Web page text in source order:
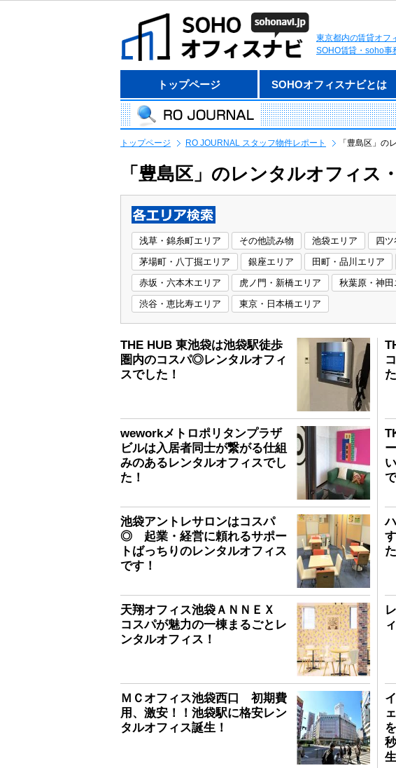
東京都内の賃貸オフ
SOHO賃貸・soho事
トップページ SOHOオフィスナビとは
トップページ RO JOURNAL スタッフ物件レポート 「豊島区」の
「豊島区」のレンタルオフィス
浅草・錦糸町エリア その他読み物 池袋エリア 四
茅場町・八丁掘エリア
銀座エリア 田町・品川エリア
赤坂・六本木エリア
虎ノ門・新橋エリア 秋葉原・神田
渋谷・恵比寿エリア
東京・日本橋エリア
THE HUB 東池袋は池袋駅徒歩
圏内のコスパ◎レンタルオフィ
スでした！
weworkメトロポリタンプラザ
ビルは入居者同士が繋がる仕組
みのあるレンタルオフィスでし
た！
池袋アントレサロンはコスパ
◎ 起業・経営に頼れるサポー
トばっちりのレンタルオフィス
です！
天翔オフィス池袋ＡＮＮＥＸ
コスパが魅力の一棟まるごとレ
ンタルオフィス！
ＭＣオフィス池袋西口 初期費
用、激安！！池袋駅に格安レン
タルオフィス誕生！